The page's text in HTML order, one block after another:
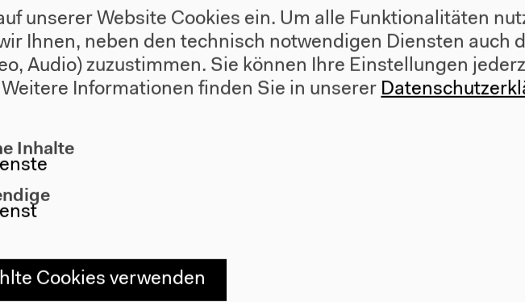
Haus
unserer Website Cookies ein. Um alle Funktionalitäten
Ihnen, neben den technisch notwendigen Diensten auch
Audio) zuzustimmen. Sie können Ihre Einstellungen
Weitere Informationen finden Sie in unserer
Inhalte
Cookies verwenden